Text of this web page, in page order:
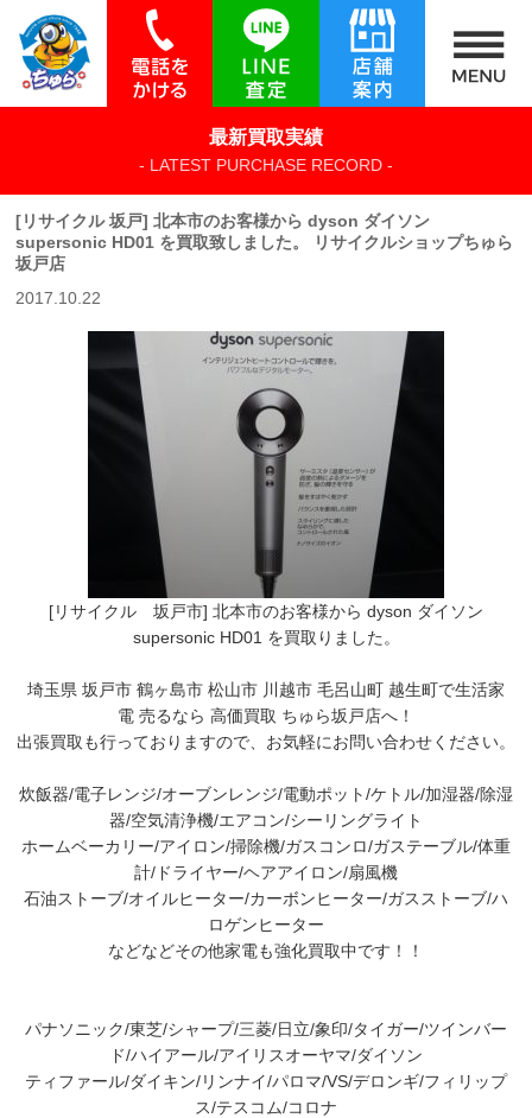
最新買取実績
- LATEST PURCHASE RECORD -
[リサイクル 坂戸] 北本市のお客様から dyson ダイソン
supersonic HD01 を買取致しました。 リサイクルショップちゅら
坂戸店
2017.10.22
[リサイクル 坂戸市] 北本市のお客様から dyson ダイソン
supersonic HD01 を買取りました。
埼玉県 坂戸市 鶴ヶ島市 松山市 川越市 毛呂山町 越生町で生活家
電 売るなら 高価買取 ちゅら坂戸店へ！
出張買取も行っておりますので、お気軽にお問い合わせください。
炊飯器/電子レンジ/オーブンレンジ/電動ポット/ケトル/加湿器/除湿
器/空気清浄機/エアコン/シーリングライト
ホームベーカリー/アイロン/掃除機/ガスコンロ/ガステーブル/体重
計/ドライヤー/ヘアアイロン/扇風機
石油ストーブ/オイルヒーター/カーボンヒーター/ガスストーブ/ハ
ロゲンヒーター
などなどその他家電も強化買取中です！！
パナソニック/東芝/シャープ/三菱/日立/象印/タイガー/ツインバー
ド/ハイアール/アイリスオーヤマ/ダイソン
ティファール/ダイキン/リンナイ/パロマ/VS/デロンギ/フィリップ
ス/テスコム/コロナ